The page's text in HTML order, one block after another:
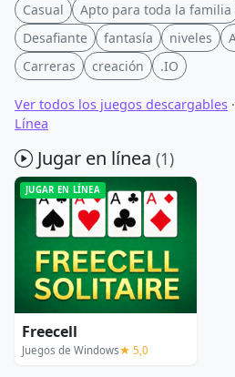
Casual Apto para toda la familia
Desafiante
fantasía niveles
Carreras
creación .IO
Ver todos los juegos descargables ·
Línea
Jugar en línea (1)
JUGAR EN LÍNEA
Freecell
Juegos de Windows★ 5,0